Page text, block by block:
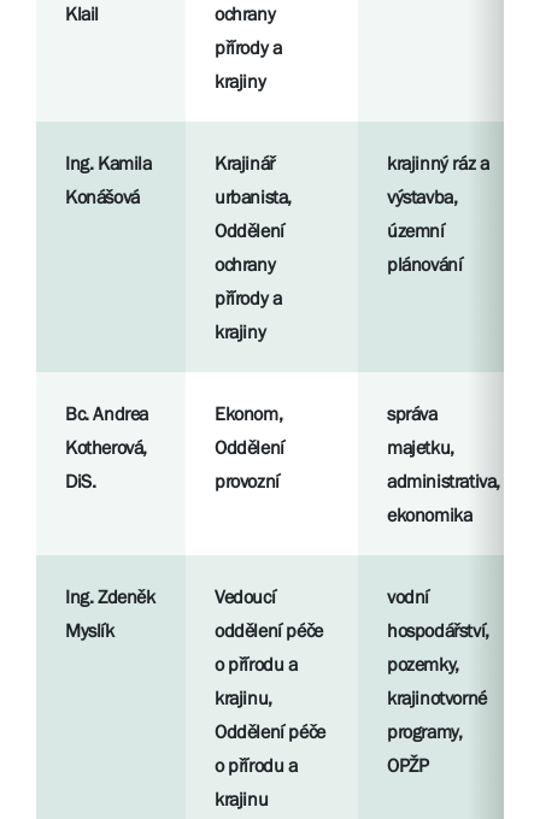
Klail
ochrany
přírody a
krajiny
Ing. Kamila
Konášová
Krajinář
urbanista,
Oddělení
ochrany
přírody a
krajiny
krajinný ráz a
výstavba,
územní
plánování
Bc. Andrea
Kotherová,
DiS.
Ekonom,
Oddělení
provozní
správa
majetku,
administrativa,
ekonomika
Ing. Zdeněk
Myslík
Vedoucí
oddělení péče
o přírodu a
krajinu,
Oddělení péče
o přírodu a
krajinu
vodní
hospodářství,
pozemky,
krajinotvorné
programy,
OPŽP